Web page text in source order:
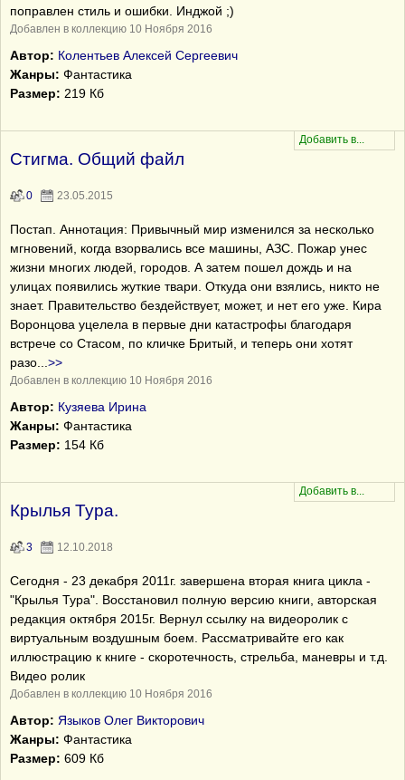
поправлен стиль и ошибки. Инджой ;)
Добавлен в коллекцию 10 Ноября 2016
Автор: Колентьев Алексей Сергеевич
Жанры: Фантастика
Размер: 219 Кб
Стигма. Общий файл
0 23.05.2015
Постап. Аннотация: Привычный мир изменился за несколько
мгновений, когда взорвались все машины, АЗС. Пожар унес
жизни многих людей, городов. А затем пошел дождь и на
улицах появились жуткие твари. Откуда они взялись, никто не
знает. Правительство бездействует, может, и нет его уже. Кира
Воронцова уцелела в первые дни катастрофы благодаря
встрече со Стасом, по кличке Бритый, и теперь они хотят
разо
>>
Добавлен в коллекцию 10 Ноября 2016
Автор: Кузяева Ирина
Жанры: Фантастика
Размер: 154 Кб
Крылья Тура.
3 12.10.2018
Сегодня - 23 декабря 2011г. завершена вторая книга цикла -
"Крылья Тура". Восстановил полную версию книги, авторская
редакция октября 2015г. Вернул ссылку на видеоролик с
виртуальным воздушным боем. Рассматривайте его как
иллюстрацию к книге - скоротечность, стрельба, маневры и т.д.
Видео ролик
Добавлен в коллекцию 10 Ноября 2016
Автор: Языков Олег Викторович
Жанры: Фантастика
Размер: 609 Кб